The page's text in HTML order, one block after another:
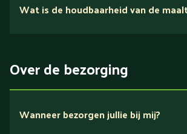
Verlaagd in koolhydraten
Verlaagd in zout
Wat is de houdbaarheid van de
Over de bezorging
Wanneer bezorgen jullie bij mij?